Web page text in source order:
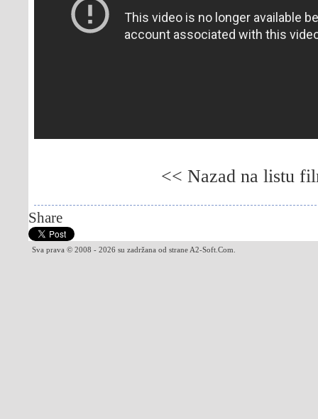
<< Nazad na listu
Share
Sva prava © 2008 - 2026 su zadržana od strane A2-Soft.Com.